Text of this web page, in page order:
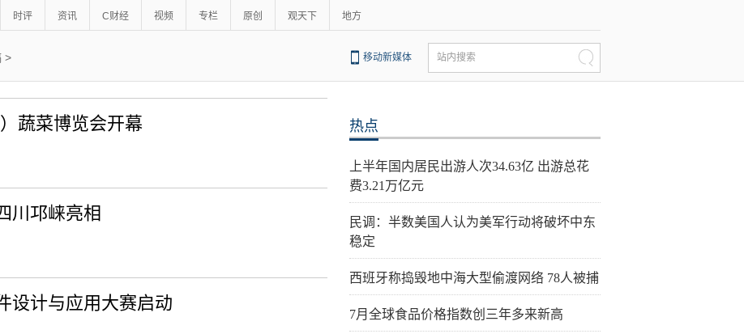
时评 资讯 C财经 视频 专栏 原创 观天下 地方
> 移动新媒体 站内搜索
蔬菜博览会开幕
川邛崃亮相
设计与应用大赛启动
热点
上半年国内居民出游人次34.63亿 出游总花
费3.21万亿元
民调：半数美国人认为美军行动将破坏中东
稳定
西班牙称捣毁地中海大型偷渡网络 78人被捕
7月全球食品价格指数创三年多来新高